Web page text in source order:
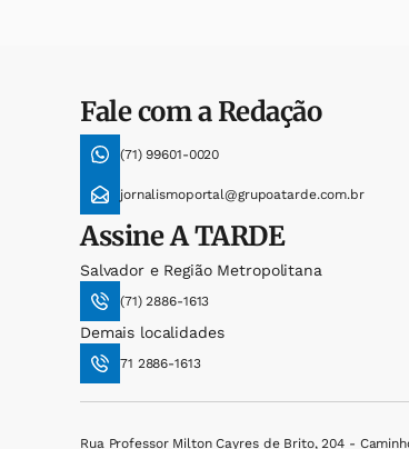
Fale com a Redação
(71) 99601-0020
jornalismoportal@grupoatarde.com.br
AssineA TARDE
Salvador e Região Metropolitana
(71) 2886-1613
Demais localidades
71 2886-1613
Rua Professor Milton Cayres de Brito, 204 -